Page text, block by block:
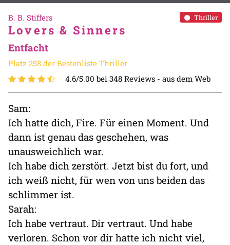
Thriller
B. B. Stiffers
Lovers & Sinners
Entfacht
Platz 258 der Bestenliste Thriller
4.6/5.00 bei 348 Reviews - aus dem Web
Sam:
Ich hatte dich, Fire. Für einen Moment. Und
dann ist genau das geschehen, was
unausweichlich war.
Ich habe dich zerstört. Jetzt bist du fort, und
ich weiß nicht, für wen von uns beiden das
schlimmer ist.
Sarah:
Ich habe vertraut. Dir vertraut. Und habe
verloren. Schon vor dir hatte ich nicht viel,